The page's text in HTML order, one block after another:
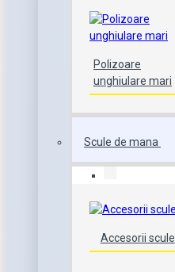
Polizoare
unghiulare mari
Scule de mana
Accesorii scule